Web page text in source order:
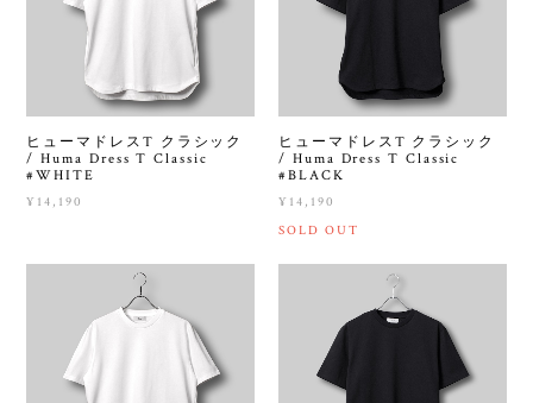
ヒューマドレスT クラシック
/ Huma Dress T Classic
#WHITE
¥14,190
ヒューマドレスT クラシック
/ Huma Dress T Classic
#BLACK
¥14,190
SOLD OUT